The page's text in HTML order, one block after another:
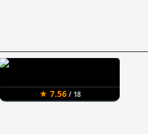
★ 7.56/ 18